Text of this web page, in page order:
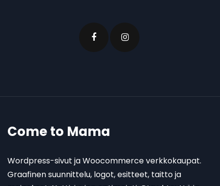
Come to Mama
Wordpress-sivut ja Woocommerce verkkokaupat.
Graafinen suunnittelu, logot, esitteet, taitto ja